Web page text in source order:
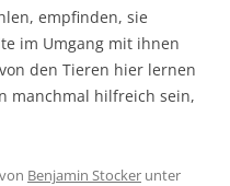
empfinden, sie
im Umgang mit ihnen
den Tieren hier lernen
manchmal hilfreich sein,
von Benjamin Stocker unter